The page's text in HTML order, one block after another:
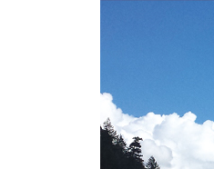
드디어 첫 해외 취업
될 때까지 도전
드디어 첫 해외 취업